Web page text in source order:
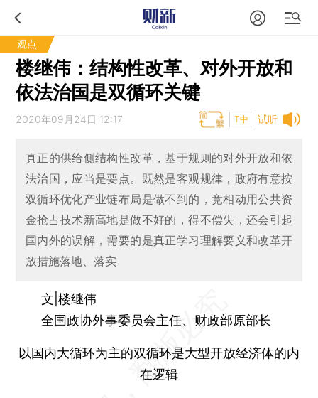
观点
楼继伟：结构性改革、对外开放和
依法治国是双循环关键
试听
2020年09月24日 12:17 T中
真正的供给侧结构性改革，基于规则的对外开放和依
法治国，应当是要点。既然是客观规律，政府有意按
双循环优化产业链布局是做不到的，竞相动用公共资
金抢占技术新高地是做不好的，得不偿失，还会引起
国内外的误解，需要的是真正学习理解要义和改革开
放措施落地、落实
文|楼继伟
全国政协外事委员会主任、财政部原部长
以国内大循环为主的双循环是大型开放经济体的内
在逻辑